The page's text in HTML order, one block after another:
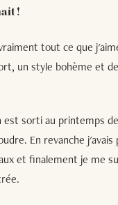
!
tout ce que
un style bohème et
est sorti au printemps
En revanche j'avais
et finalement je me